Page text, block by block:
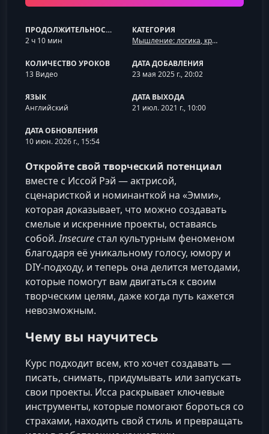
ПРОДОЛЖИТЕЛЬНОСТЬ
2 ч 10 мин
КАТЕГОРИЯ
Мышление: логика, критичность и креативность
КОЛИЧЕСТВО УРОКОВ
13 Видео
ДАТА ДОБАВЛЕНИЯ
23 мая 2025 г., 20:02
ЯЗЫК
Английский
ДАТА ВЫХОДА
21 июл. 2021 г., 10:00
ДАТА ОБНОВЛЕНИЯ
10 июн. 2026 г., 15:54
Откройте свой творческий потенциал
вместе с Иссой Рэй — актрисой,
сценаристкой и номинанткой на «Эмми»,
которая доказывает, что можно создавать
смелые и искренние проекты, оставаясь
собой.Insecure стал культурным феноменом
благодаря её уникальному голосу, юмору и
DIY‑подходу, и теперь она делится методами,
которые помогут вам двигаться к своим
творческим целям, даже когда путь кажется
невозможным.
Чему вы научитесь
Курс подходит всем, кто хочет создавать —
писать, снимать, придумывать или запускать
свои проекты. Исса раскрывает ключевые
инструменты, которые помогают бороться со
страхами, находить свой стиль и превращать